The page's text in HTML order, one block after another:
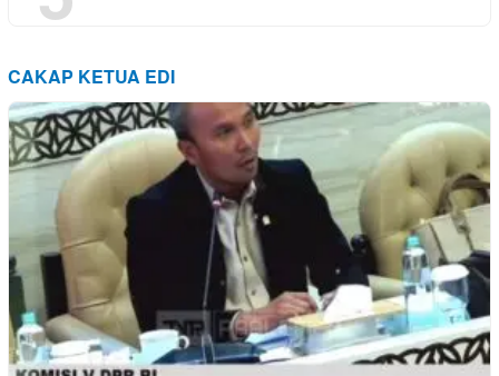
CAKAP KETUA EDI